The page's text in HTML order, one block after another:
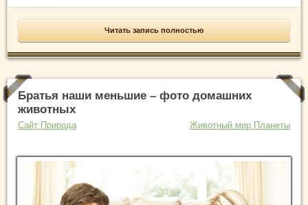
Читать запись полностью
Братья наши меньшие – фото домашних
животных
Сайт Природа Животный мир Планеты